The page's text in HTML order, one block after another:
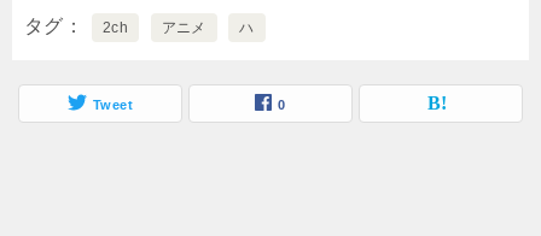
タグ 2ch アニメ ハ
Tweet 0